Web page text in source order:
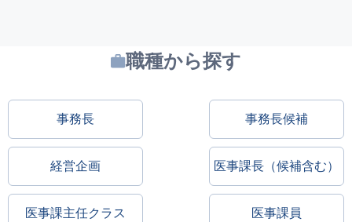
職種から探す
事務長 事務長候補
経営企画 医事課長（候補含む）
医事課主任クラス 医事課員